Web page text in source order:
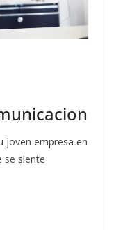
joven empresa en
se siente